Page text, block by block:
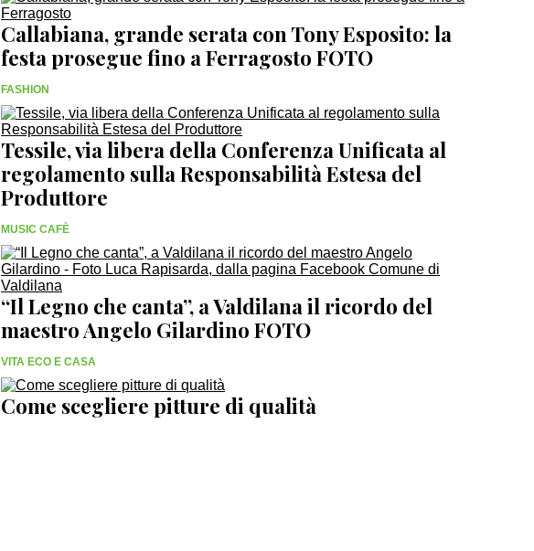
Callabiana, grande serata con Tony Esposito: la
festa prosegue fino a Ferragosto FOTO
FASHION
Tessile, via libera della Conferenza Unificata al
regolamento sulla Responsabilità Estesa del
Produttore
MUSIC CAFÈ
“Il Legno che canta”, a Valdilana il ricordo del
maestro Angelo Gilardino FOTO
VITA ECO E CASA
Come scegliere pitture di qualità